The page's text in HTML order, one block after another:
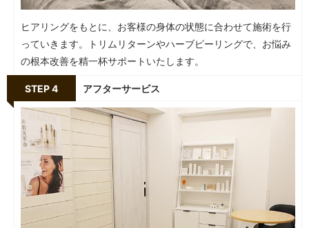
ヒアリングをもとに、お客様の身体の状態に合わせて施術を行
っていきます。トリムリターンやハーブピーリングで、お悩み
の根本改善を精一杯サポートいたします。
STEP 4 アフターサービス